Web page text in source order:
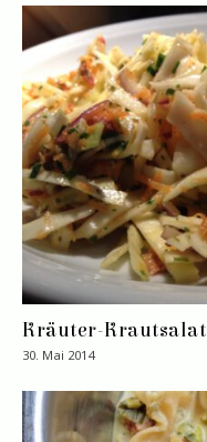
Kräuter-Krautsalat
30. Mai 2014